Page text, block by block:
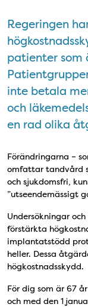
Regeringen
patienter som
inte betala
och
en rad olika
Förändringarna –
omfattar tandvård
och sjukdomsfri,
”utseendemässigt
Undersökningar
förstärkta
implantatstödd
heller. Dessa
högkostnadsskydd.
För dig som är 67
och med den 1